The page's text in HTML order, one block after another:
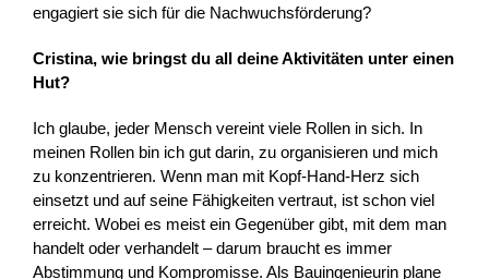
engagiert sie sich für die Nachwuchsförderung?
Cristina, wie bringst du all deine Aktivitäten unter einen
Hut?
Ich glaube, jeder Mensch vereint viele Rollen in sich. In
meinen Rollen bin ich gut darin, zu organisieren und mich
zu konzentrieren. Wenn man mit Kopf-Hand-Herz sich
einsetzt und auf seine Fähigkeiten vertraut, ist schon viel
erreicht. Wobei es meist ein Gegenüber gibt, mit dem man
handelt oder verhandelt – darum braucht es immer
Abstimmung und Kompromisse. Als Bauingenieurin plane